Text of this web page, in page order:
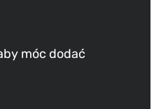
móc dodać